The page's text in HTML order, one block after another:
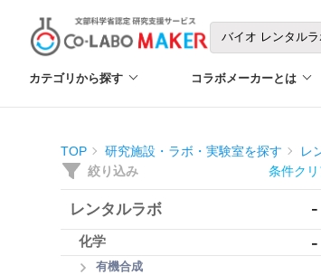
カテゴリから探す コラボメーカーとは
TOP 研究施設・ラボ・実験室を探す レ
絞り込み 条件ク
レンタルラボ -
化学 -
有機合成